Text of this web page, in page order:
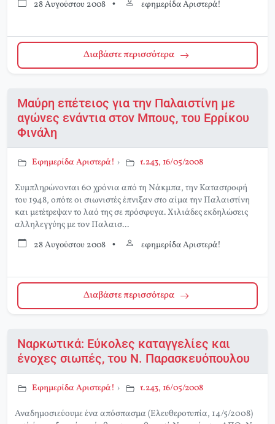
28 Αυγούστου 2008 • εφημερίδα Αριστερά!
Διαβάστε περισσότερα
Μαύρη επέτειος για την Παλαιστίνη με
αγώνες ενάντια στον Μπους, του Ερρίκου
Φινάλη
Εφημερίδα Αριστερά! › τ.243, 16/05/2008
Συμπληρώνονται 60 χρόνια από τη Νάκμπα, την Καταστροφή
του 1948, οπότε οι σιωνιστές έπνιξαν στο αίμα την Παλαιστίνη
και μετέτρεψαν το λαό της σε πρόσφυγα. Χιλιάδες εκδηλώσεις
αλληλεγγύης με τον Παλαισ...
28 Αυγούστου 2008 • εφημερίδα Αριστερά!
Διαβάστε περισσότερα
Ναρκωτικά: Εύκολες καταγγελίες και
ένοχες σιωπές, του Ν. Παρασκευόπουλου
Εφημερίδα Αριστερά! › τ.243, 16/05/2008
Αναδημοσιεύουμε ένα απόσπασμα (Ελευθεροτυπία, 14/5/2008)